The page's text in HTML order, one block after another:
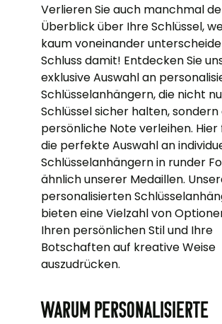
Verlieren Sie auch manchmal
Überblick über Ihre Schlüssel,
kaum voneinander
Schluss damit! Entdecken Sie
exklusive Auswahl an
Schlüsselanhängern, die nicht
Schlüssel sicher halten,
persönliche Note verleihen. Hier
die perfekte Auswahl an
Schlüsselanhängern in runder
ähnlich unserer Medaillen.
personalisierten
bieten eine Vielzahl von
Ihren persönlichen Stil und Ihre
Botschaften auf kreative Weise
auszudrücken.
Warum personalisierte